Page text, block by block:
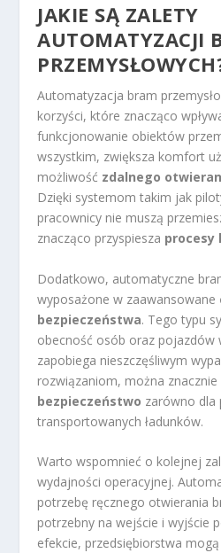
JAKIE SĄ ZALETY
AUTOMATYZACJI
Automatyzacja bram
korzyści, które znacząco
funkcjonowanie obiektów
wszystkim, zwiększa komfort
możliwość zdalnego
Dzięki systemom takim jak
pracownicy nie muszą
znacząco przyspiesza procesy
Dodatkowo, automatyczne
wyposażone w zaawansowane
bezpieczeństwa. Tego typu
obecność osób oraz pojazdów
zapobiega nieszczęśliwym
rozwiązaniom, można znacznie
bezpieczeństwo zarówno dla
transportowanych ładunków.
Warto wspomnieć o kolejnej
wydajności operacyjnej.
potrzebę ręcznego otwierania
potrzebny na wejście i wyjście
efekcie, przedsiębiorstwa